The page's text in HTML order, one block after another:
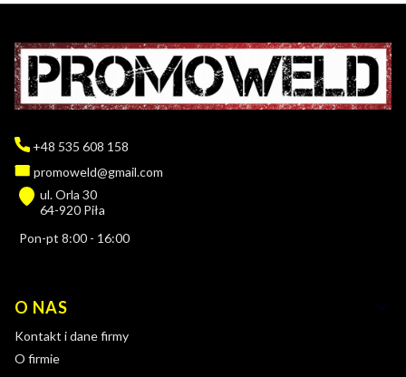
+48 535 608 158
promoweld@gmail.com
ul. Orla 30
64-920 Piła
Pon-pt 8:00 - 16:00
Linki w stopce
O NAS
Kontakt i dane firmy
O firmie